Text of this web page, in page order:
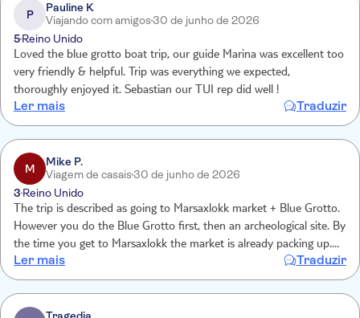
brilliant though. The guide was knowledgeable, kind, warm and
friendly. She answered all our questions
P
Pauline K
Viajando com amigos30 de junho de 2026
5Reino Unido
Loved the blue grotto boat trip, our guide Marina was excellent too
very friendly & helpful. Trip was everything we expected,
thoroughly enjoyed it. Sebastian our TUI rep did well !
Ler mais Traduzir
M
Mike P.
Viagem de casais30 de junho de 2026
3 Reino Unido
The trip is described as going to Marsaxlokk market + Blue Grotto.
However you do the Blue Grotto first, then an archeological site. By
the time you get to Marsaxlokk the market is already packing up.
You also need to get lunch. Even with only grabbing a quick pizza
most of the market had then already gone. The locations are okay
but the timings are wrong - need to do the market first ( or don't
Ler mais Traduzir